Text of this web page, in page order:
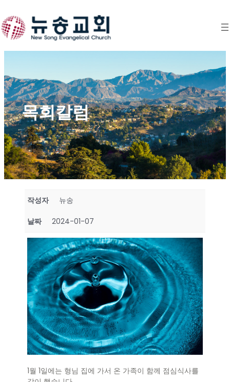
to
content
목회칼럼
작성자 뉴송
날짜 2024-01-07
1월 1일에는 형님 집에 가서 온 가족이 함께 점심식사를